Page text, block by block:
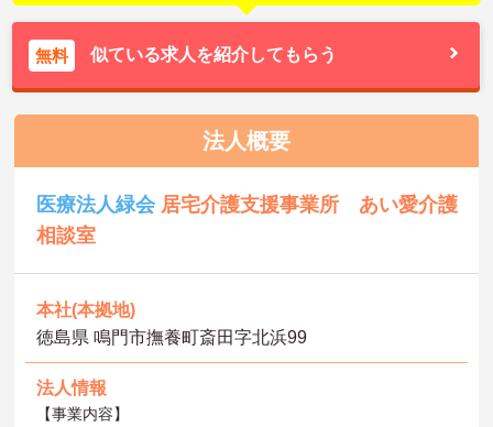
無料 似ている求人を紹介してもらう
法人概要
医療法人緑会 居宅介護支援事業所 あい愛介護
相談室
本社(本拠地)
徳島県 鳴門市撫養町斎田字北浜99
法人情報
【事業内容】